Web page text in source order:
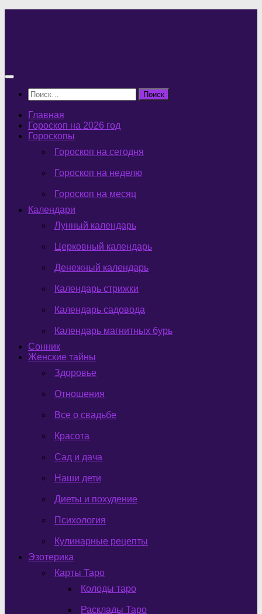
Найти:
Главная
Гороскоп на 2026 год
Гороскопы
Гороскоп на сегодня
Гороскоп на неделю
Гороскоп на месяц
Календари
Лунный календарь
Церковный календарь
Денежный календарь
Календарь стрижки
Календарь садовода
Календарь магнитных бурь
Сонник
Женские тайны
Здоровье
Отношения
Все о свадьбе
Красота
Сад и дача
Наши дети
Диеты и похудение
Психология
Кулинарные рецепты
Эзотерика
Карты Таро
Колоды таро
Расклады Таро